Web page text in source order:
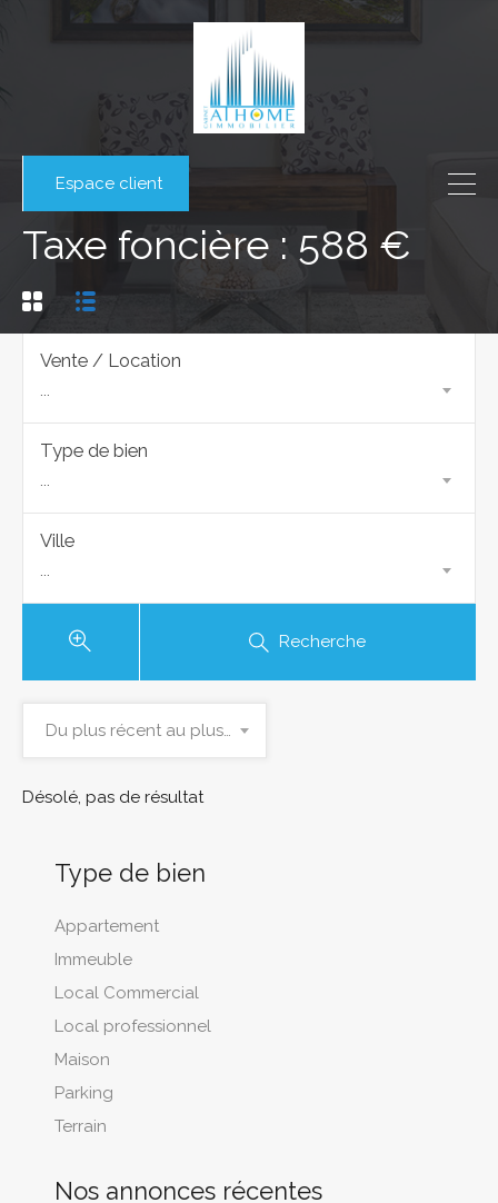
Espace client
Taxe foncière : 588 €
Vente / Location
...
Type de bien
...
Ville
...
Recherche
Du plus récent au plus ancien
Désolé, pas de résultat
Type de bien
Appartement
Immeuble
Local Commercial
Local professionnel
Maison
Parking
Terrain
Nos annonces récentes